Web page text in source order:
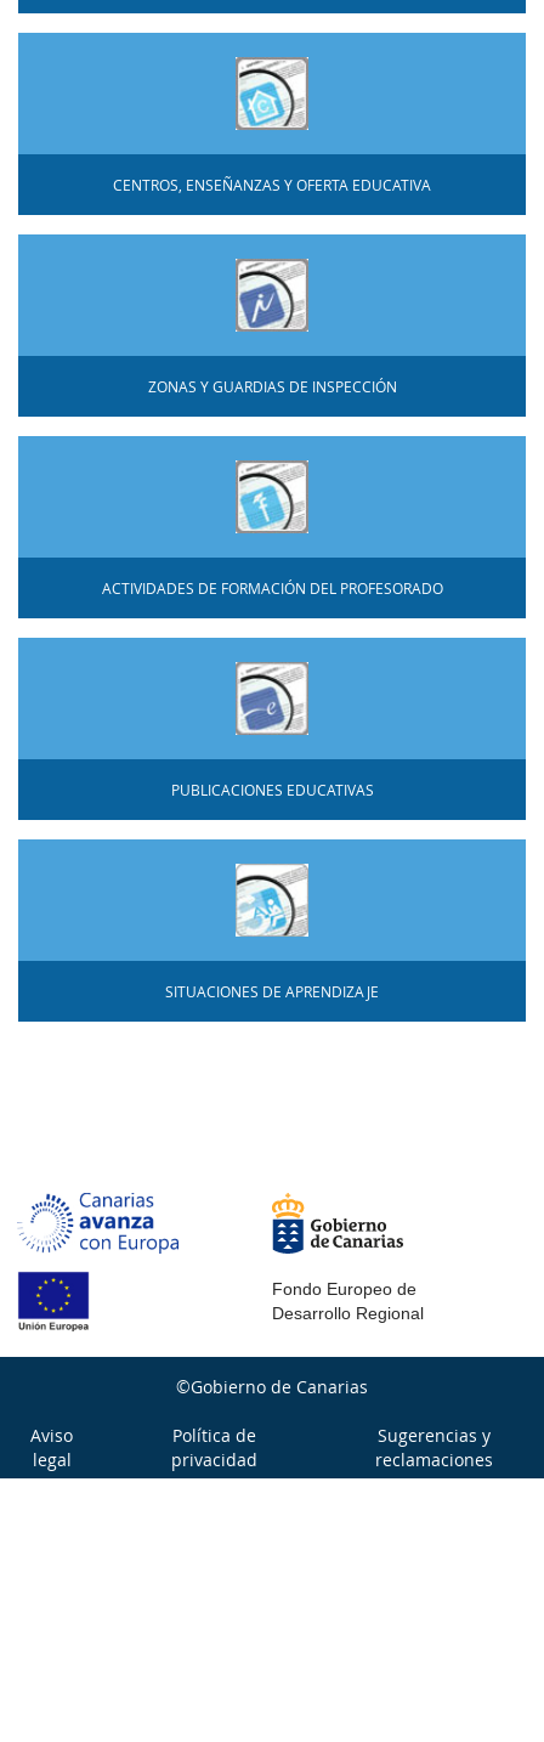
CENTROS, ENSEÑANZAS Y OFERTA EDUCATIVA
ZONAS Y GUARDIAS DE INSPECCIÓN
ACTIVIDADES DE FORMACIÓN DEL PROFESORADO
PUBLICACIONES EDUCATIVAS
SITUACIONES DE APRENDIZAJE
Fondo Europeo de
Desarrollo Regional
©Gobierno de Canarias
Aviso
legal
Política de
privacidad
Sugerencias y
reclamaciones